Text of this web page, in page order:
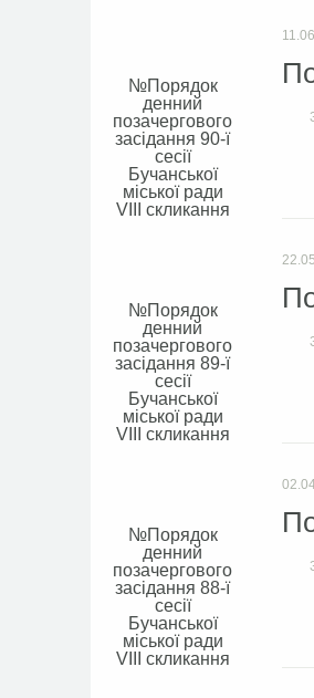
Порядок
денний
позачергового
засідання 90-ї
сесії
Бучанської
міської ради
VIIІ скликання
Порядок
денний
позачергового
засідання 89-ї
сесії
Бучанської
міської ради
VIIІ скликання
Порядок
денний
позачергового
засідання 88-ї
сесії
Бучанської
міської ради
VIIІ скликання